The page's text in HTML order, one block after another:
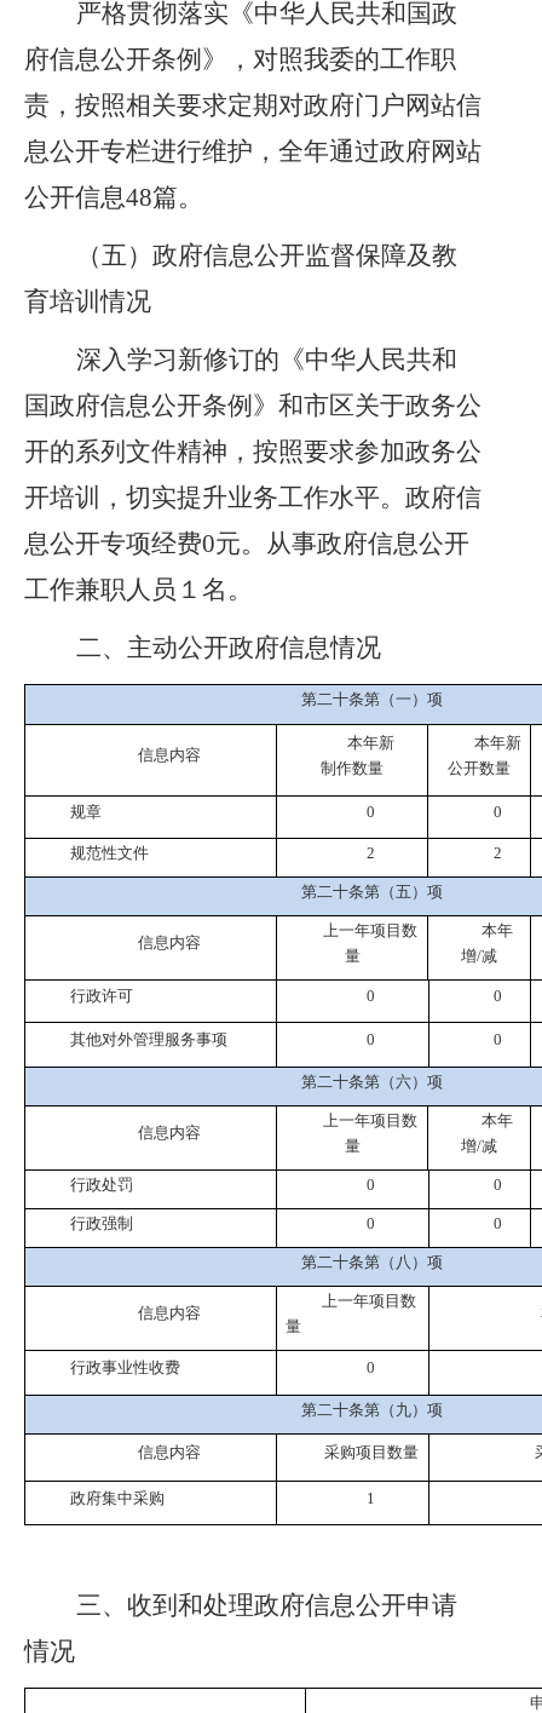
严格贯彻落实《中华人民共和国政
府信息公开条例》， 对照我委的工作职
责， 按照相关要求定期对政府门户网站信
息公开专栏进行维护， 全年通过政府网站
公开信息48篇。
（五） 政府信息公开监督保障及教
育培训情况
深入学习新修订的 《中华人民共和
国政府信息公开条例》和市区关于政务公
开的系列文件精神，按照要求参加政务公
开培训，切实提升业务工作水平。 政府信
息公开专项经费0元。 从事政府信息公开
工作兼职人员 １ 名。
二、主动公开政府信息情况
第二十条第（一）项
信息内容
本年新
制作数量
本年新
公开数量
规章 0 0
规范性文件 2 2
第二十条第（五）项
信息内容
上一年项目数
量
本年
增/减
行政许可 0 0
其他对外管理服务事项 0 0
第二十条第（六）项
信息内容
上一年项目数
量
本年
增/减
行政处罚 0 0
行政强制 0 0
第二十条第（八）项
信息内容
上一年项目数
量
行政事业性收费 0
第二十条第（九）项
信息内容 采购项目数量
政府集中采购 1
三、收到和处理政府信息公开申请
情况